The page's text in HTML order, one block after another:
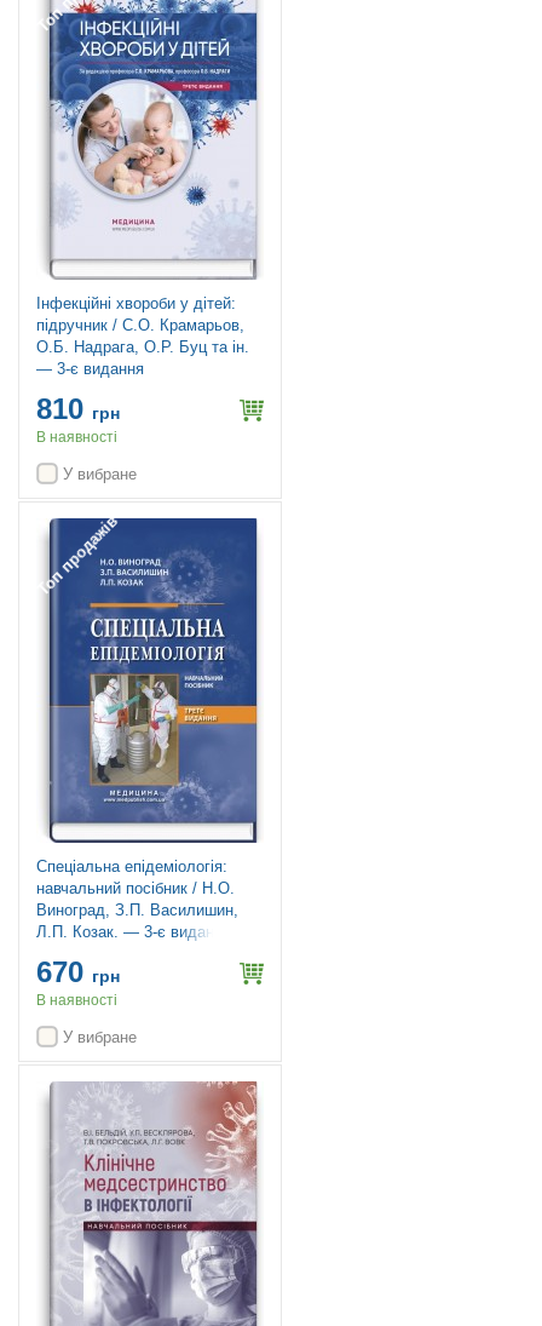
Інфекційні хвороби у дітей:
підручник / С.О. Крамарьов,
О.Б. Надрага, О.Р. Буц та ін.
— 3-є видання
810 грн
В наявності
У вибране
Топ продажів
Спеціальна епідеміологія:
навчальний посібник / Н.О.
Виноград, З.П. Василишин,
Л.П. Козак. — 3-є видання
670 грн
В наявності
У вибране